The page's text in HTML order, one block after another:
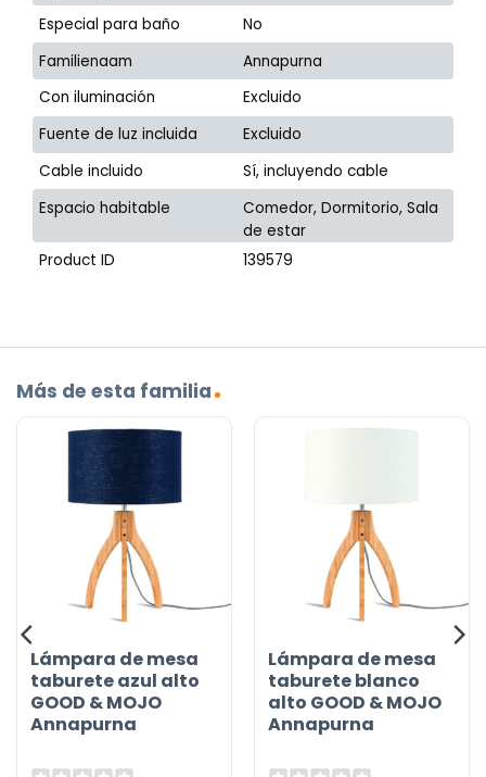
Especial para baño
No
Familienaam
Annapurna
Con iluminación
Excluido
Fuente de luz incluida
Excluido
Cable incluido
Sí, incluyendo cable
Espacio habitable
Comedor, Dormitorio, Sala
de estar
Product ID
139579
Más de esta familia
Lámpara de mesa
taburete azul alto
GOOD & MOJO
Annapurna
Lámpara de mesa
taburete blanco
alto GOOD & MOJO
Annapurna